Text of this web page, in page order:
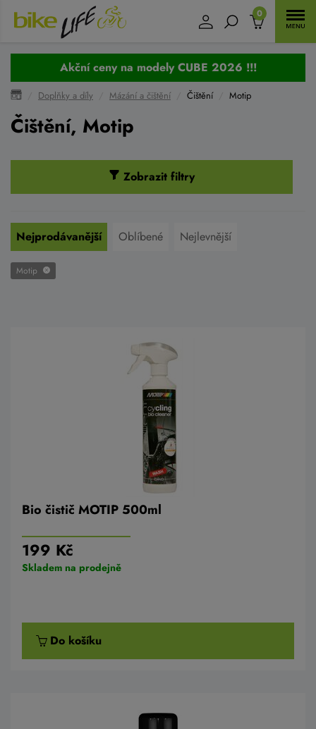
0
Akční ceny na modely CUBE 2026 !!!
Doplňky a díly Mázání a čištění Čištění Motip
Čištění, Motip
Zobrazit filtry
Nejprodávanější Oblíbené Nejlevnější
Motip
Bio čistič MOTIP 500ml
199 Kč
Skladem na prodejně
Do košíku